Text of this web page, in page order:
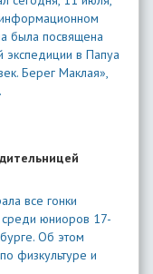
была посвящена
экспедиции в Папуа
Берег Маклая»,
все гонки
среди юниоров 17-
Об этом
физкультуре и